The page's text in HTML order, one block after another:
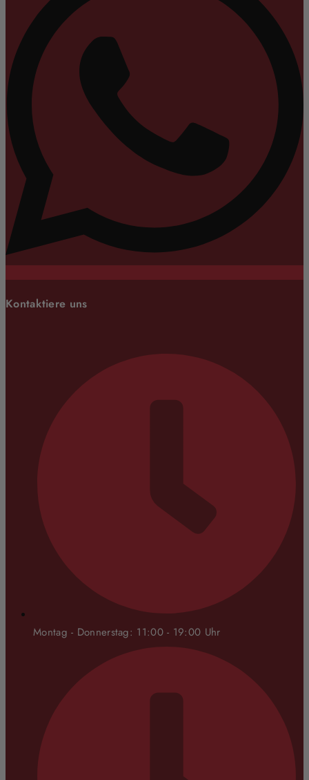
Kontaktiere uns
Montag - Donnerstag: 11:00 - 19:00 Uhr